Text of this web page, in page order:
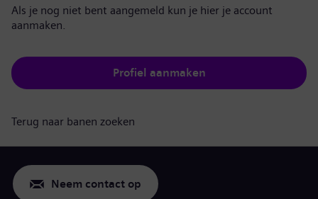
Als je nog niet bent aangemeld kun je hier je account
aanmaken.
Profiel aanmaken
Terug naar banen zoeken
Neem contact op